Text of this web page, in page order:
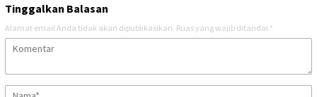
Tinggalkan Balasan
Alamat email Anda tidak akan dipublikasikan. Ruas yang wajib ditandai *